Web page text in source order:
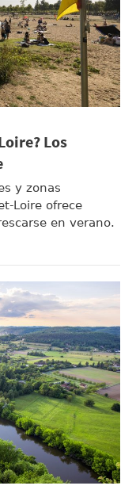
Los
y zonas
Loire ofrece
en verano.